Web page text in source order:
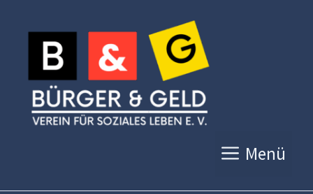
Inhalt
springen
Menü